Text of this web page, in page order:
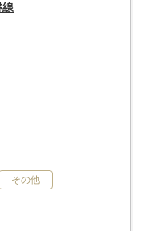
線
その他